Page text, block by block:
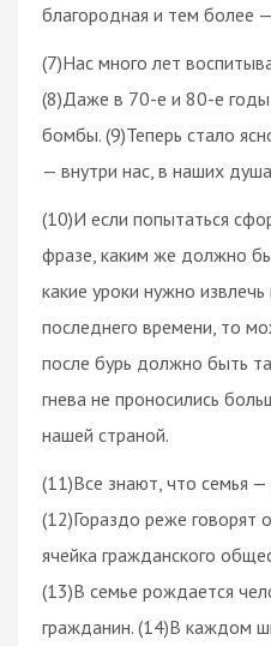
благородная и тем более
(7)Нас много лет
(8)Даже в 70-е и 80-е годы
бомбы. (9)Теперь стало
— внутри нас, в наших
(10)И если попытаться
фразе, каким же должно
какие уроки нужно
последнего времени, то
после бурь должно быть
гнева не проносились
нашей страной.
(11)Все знают, что семья
(12)Гораздо реже говорят
ячейка гражданского
(13)В семье рождается
гражданин. (14)В каждом